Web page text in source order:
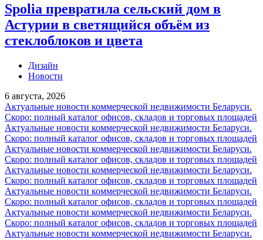
Spolia превратила сельский дом в
Астурии в светящийся объём из
стеклоблоков и цвета
Дизайн
Новости
6 августа, 2026
Актуальные новости коммерческой недвижимости Беларуси.
Скоро: полный каталог офисов, складов и торговых площадей
Актуальные новости коммерческой недвижимости Беларуси.
Скоро: полный каталог офисов, складов и торговых площадей
Актуальные новости коммерческой недвижимости Беларуси.
Скоро: полный каталог офисов, складов и торговых площадей
Актуальные новости коммерческой недвижимости Беларуси.
Скоро: полный каталог офисов, складов и торговых площадей
Актуальные новости коммерческой недвижимости Беларуси.
Скоро: полный каталог офисов, складов и торговых площадей
Актуальные новости коммерческой недвижимости Беларуси.
Скоро: полный каталог офисов, складов и торговых площадей
Актуальные новости коммерческой недвижимости Беларуси.